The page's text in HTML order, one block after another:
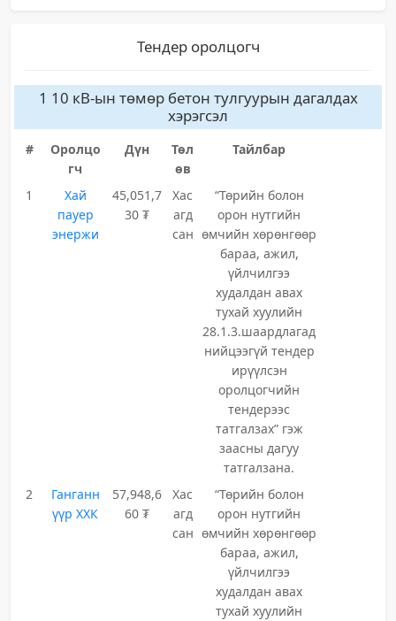
Тендер оролцогч
1 10 кВ-ын төмөр бетон тулгуурын дагалдах
хэрэгсэл
#
Оролцо
гч
Дүн
Төл
өв
Тайлбар
1
Хай
пауер
энержи
45,051,7
30 ₮
Хас
агд
сан
“Төрийн болон
орон нутгийн
өмчийн хөрөнгөөр
бараа, ажил,
үйлчилгээ
худалдан авах
тухай хуулийн
28.1.3.шаардлагад
нийцээгүй тендер
ирүүлсэн
оролцогчийн
тендерээс
татгалзах” гэж
заасны дагуу
татгалзана.
2
Ганганн
үүр ХХК
57,948,6
60 ₮
Хас
агд
сан
“Төрийн болон
орон нутгийн
өмчийн хөрөнгөөр
бараа, ажил,
үйлчилгээ
худалдан авах
тухай хуулийн